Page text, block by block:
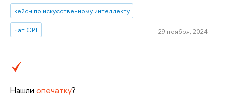
кейсы по искусственному интеллекту
чат GPT 29 ноября, 2024 г.
Нашли опечатку?